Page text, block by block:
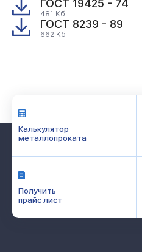
ГОСТ 19425 - 74
481 Кб
ГОСТ 8239 - 89
662 Кб
Калькулятор
металлопроката
Получить
прайс лист